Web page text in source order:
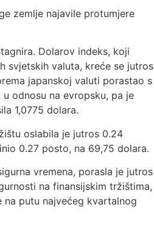
zemlje najavile protumjere
Dolarov indeks, koji
svjetskih valuta, kreće se jutros
japanskoj valuti porastao s
u odnosu na evropsku, pa je
1,0775 dolara.
oslabila je jutros 0.24
0.27 posto, na 69,75 dolara.
vremena, porasla je jutros
na finansijskim tržištima,
putu najvećeg kvartalnog